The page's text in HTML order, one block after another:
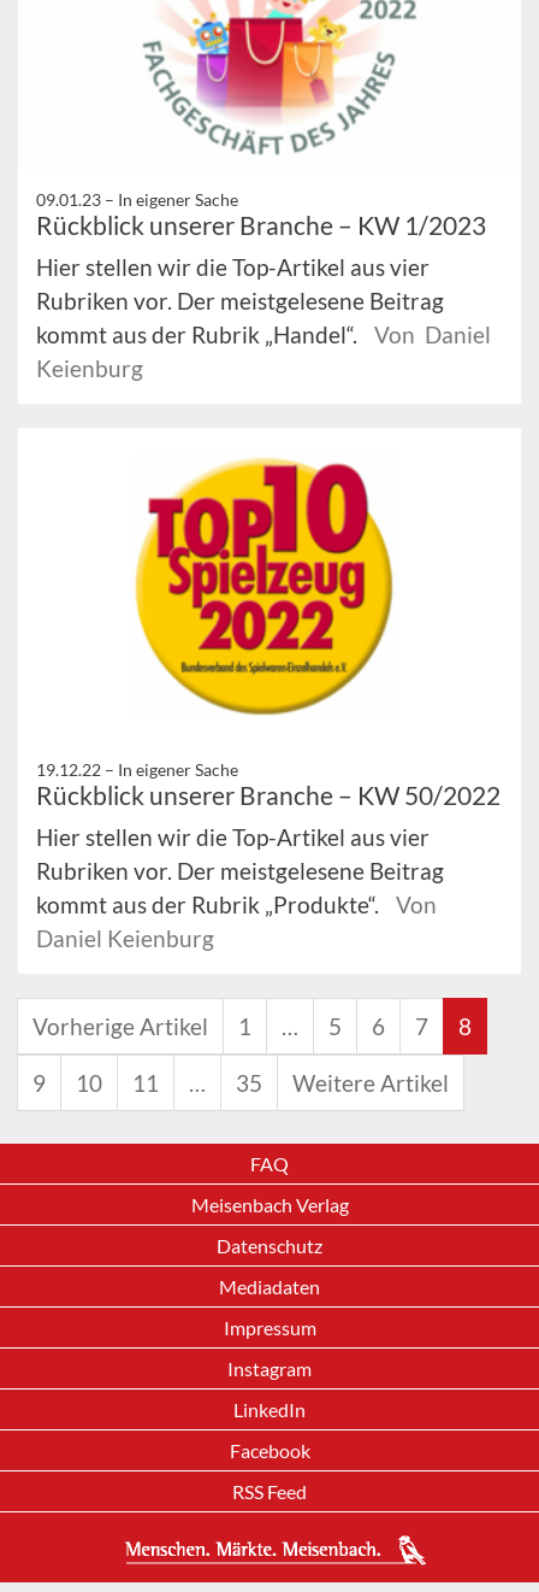
09.01.23 – In eigener Sache
Rückblick unserer Branche – KW 1/2023
Hier stellen wir die Top-Artikel aus vier
Rubriken vor. Der meistgelesene Beitrag
kommt aus der Rubrik „Handel“.
Von Daniel
Keienburg
19.12.22 – In eigener Sache
Rückblick unserer Branche – KW 50/2022
Hier stellen wir die Top-Artikel aus vier
Rubriken vor. Der meistgelesene Beitrag
kommt aus der Rubrik „Produkte“.
Von
Daniel Keienburg
Vorherige Artikel 1 … 5 6 7 8
9 10 11 … 35 Weitere Artikel
FAQ
Meisenbach Verlag
Datenschutz
Mediadaten
Impressum
Instagram
LinkedIn
Facebook
RSS Feed